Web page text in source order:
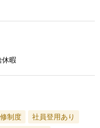
休暇
制度
社員登用あり